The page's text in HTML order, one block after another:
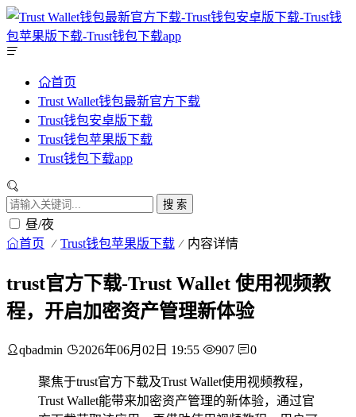
首页
Trust Wallet钱包最新官方下载
Trust钱包安卓版下载
Trust钱包苹果版下载
Trust钱包下载app
搜 索
昼/夜
首页 Trust钱包苹果版下载 内容详情
trust官方下载-Trust Wallet 使用视频教
程，开启加密资产管理新体验
qbadmin 2026年06月02日 19:55 907 0
聚焦于trust官方下载及Trust Wallet使用视频教程，
Trust Wallet能带来加密资产管理的新体验，通过官